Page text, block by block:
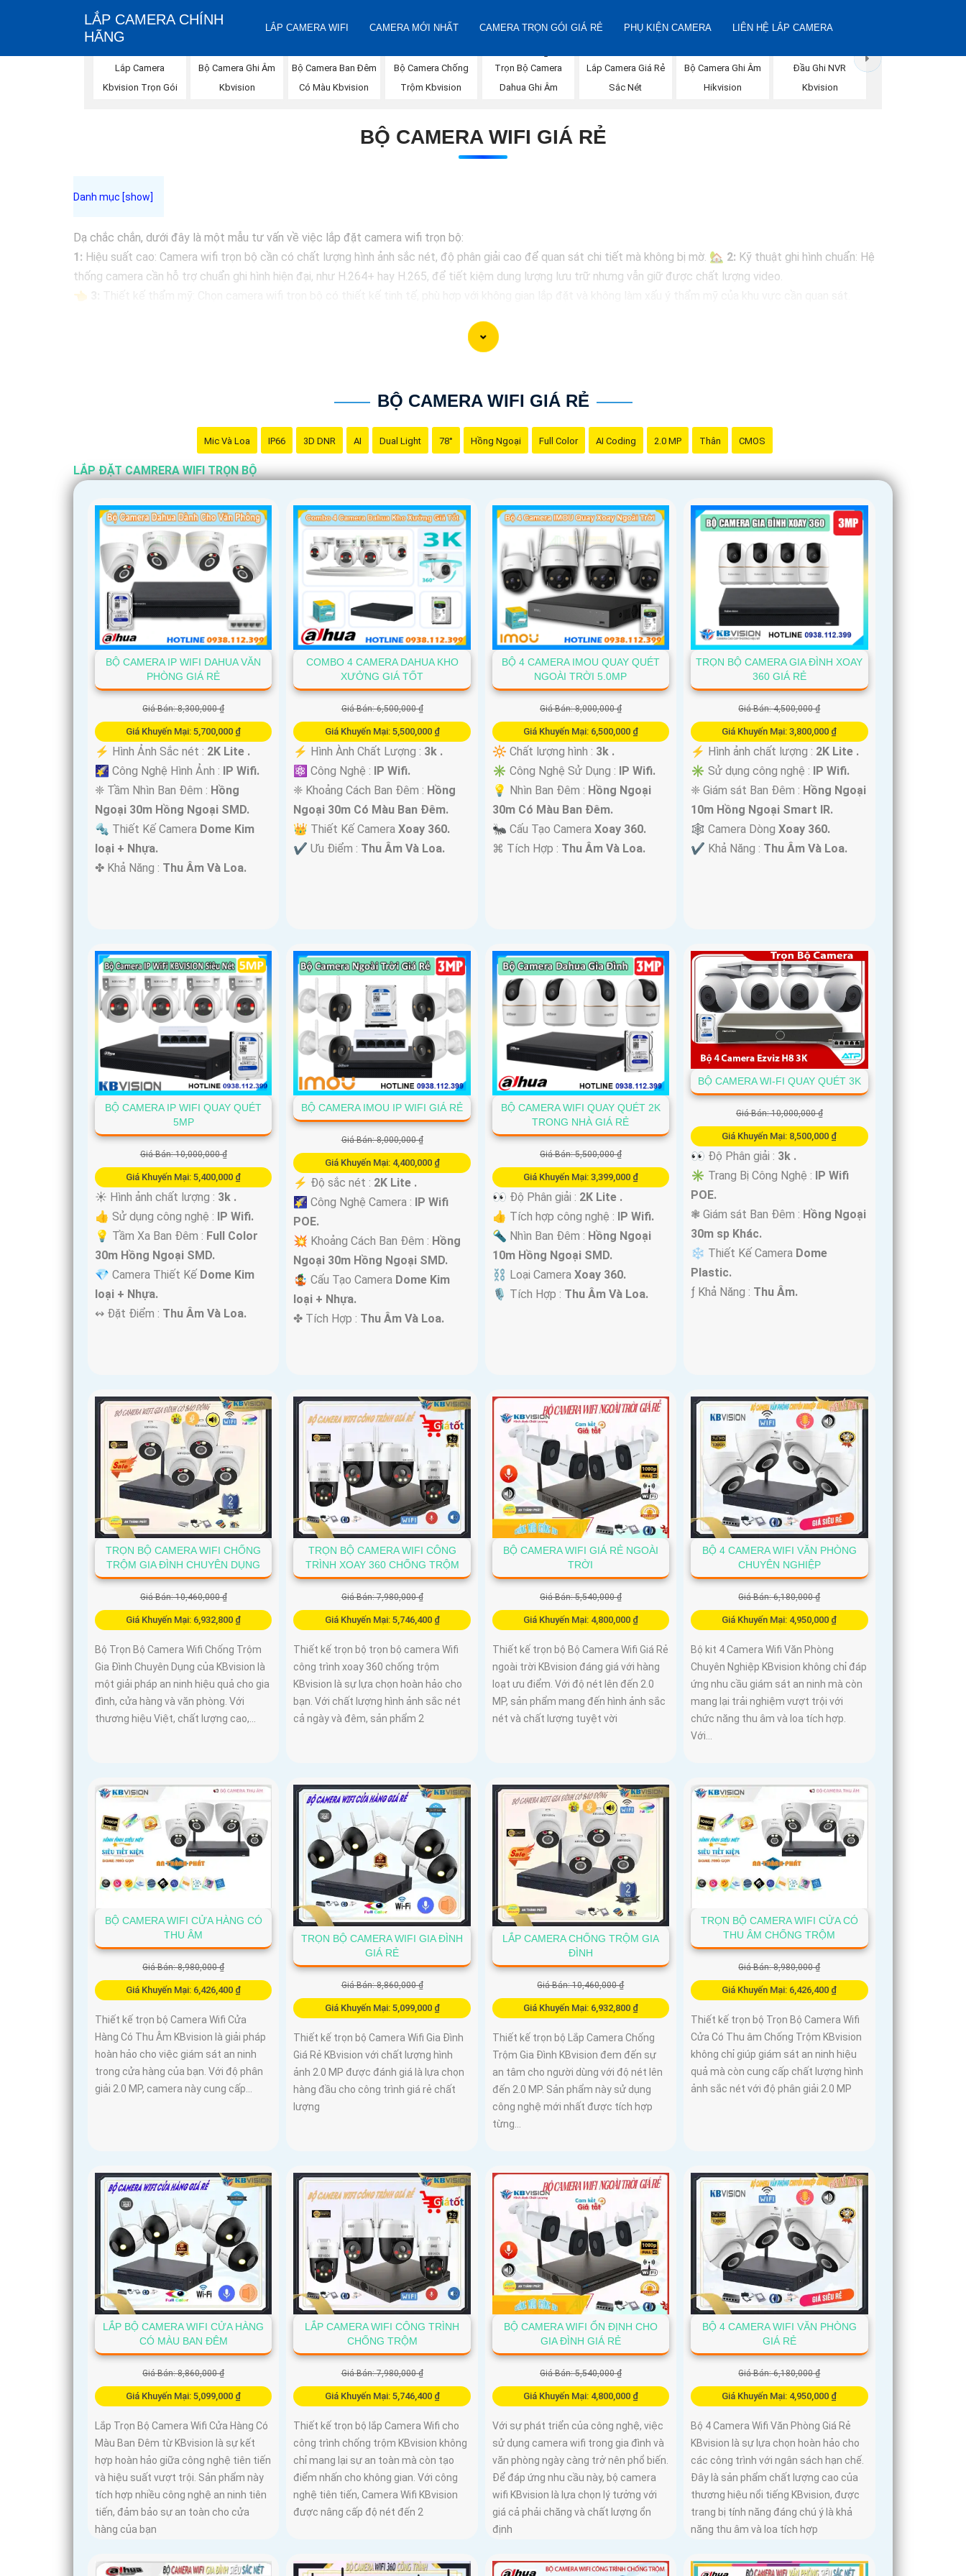
LẮP CAMERA CHÍNH
HÃNG
LẮP CAMERA WIFI CAMERA MỚI NHẤT CAMERA TRỌN GÓI GIÁ RẺ PHỤ KIỆN CAMERA LIÊN HỆ LẮP CAMERA
Lắp Camera
Kbvision Trọn Gói
Bộ Camera Ghi Âm
Kbvision
Bộ Camera Ban Đêm
Có Màu Kbvision
Bộ Camera Chống
Trộm Kbvision
Trọn Bộ Camera
Dahua Ghi Âm
Lắp Camera Giá Rẻ
Sắc Nét
Bộ Camera Ghi Âm
Hikvision
Đầu Ghi NVR
Kbvision
BỘ CAMERA WIFI GIÁ RẺ
Dạ chắc chắn, dưới đây là một mẫu tư vấn về việc lắp đặt camera wifi trọn bộ:
1: Hiệu suất cao: Camera wifi trọn bộ cần có chất lượng hình ảnh sắc nét, độ phân giải cao để quan sát chi tiết mà không bị mờ. 🏡 2: Kỹ thuật ghi hình chuẩn: Hệ
thống camera cần hỗ trợ chuẩn ghi hình hiện đại, như H.264+ hay H.265, để tiết kiệm dung lượng lưu trữ nhưng vẫn giữ được chất lượng video.
👈
Tính năng thông minh: Camera wifi trọn bộ nên có các tính năng thông minh như cảnh báo chuyển động, cảm biến hồng ngoại, đàm thoại 2 chiều để nâng cao
Hy vọng những gợi ý trên sẽ giúp bạn chọn lựa được sản phẩm phù hợp để lắp đặt camera wifi trọn bộ. Nếu cần thêm thông tin hoặc hỗ trợ, bạn có thể đặt câu hỏi
BỘ CAMERA WIFI GIÁ RẺ
Mic Và Loa IP66 3D DNR AI Dual Light 78° Hồng Ngoại Full Color AI Coding 2.0 MP Thân CMOS
LẮP ĐẶT CAMRERA WIFI TRỌN BỘ
BỘ CAMERA IP WIFI DAHUA VĂN
PHÒNG GIÁ RẺ
Giá Bán: 8,300,000 ₫
Giá Khuyến Mại: 5,700,000 ₫
️⚡ Hình Ảnh Sắc nét : 2K Lite .
🌠 Công Nghệ Hình Ảnh : IP Wifi.
❈ Tầm Nhìn Ban Đêm : Hồng
Ngoại 30m Hồng Ngoại SMD.
🔩 Thiết Kế Camera Dome Kim
loại + Nhựa.
️✤ Khả Năng : Thu Âm Và Loa.
COMBO 4 CAMERA DAHUA KHO
XƯỞNG GIÁ TỐT
Giá Bán: 6,500,000 ₫
Giá Khuyến Mại: 5,500,000 ₫
️⚡ Hình Ành Chất Lượng : 3k .
⚛️ Công Nghệ : IP Wifi.
❈ Khoảng Cách Ban Đêm : Hồng
Ngoại 30m Có Màu Ban Ðêm.
👑 Thiết Kế CameraXoay 360.
️✔️ Ưu Điểm : Thu Âm Và Loa.
BỘ 4 CAMERA IMOU QUAY QUÉT
NGOÀI TRỜI 5.0MP
Giá Bán: 8,000,000 ₫
Giá Khuyến Mại: 6,500,000 ₫
🔆 Chất lượng hình : 3k .
✳️ Công Nghệ Sử Dụng : IP Wifi.
💡 Nhìn Ban Đêm : Hồng Ngoại
30m Có Màu Ban Ðêm.
🐜 Cấu Tạo Camera Xoay 360.
️⌘ Tích Hợp : Thu Âm Và Loa.
TRỌN BỘ CAMERA GIA ĐÌNH XOAY
360 GIÁ RẺ
Giá Bán: 4,500,000 ₫
Giá Khuyến Mại: 3,800,000 ₫
️⚡ Hình ảnh chất lượng : 2K Lite .
✳️ Sử dụng công nghệ : IP Wifi.
❈ Giám sát Ban Đêm : Hồng Ngoại
10m Hồng Ngoại Smart IR.
🕸️ Camera DòngXoay 360.
️✔️ Khả Năng : Thu Âm Và Loa.
BỘ CAMERA IP WIFI QUAY QUÉT
5MP
Giá Bán: 10,000,000 ₫
Giá Khuyến Mại: 5,400,000 ₫
☀️ Hình ảnh chất lượng : 3k .
👍 Sử dụng công nghệ : IP Wifi.
💡 Tầm Xa Ban Đêm : Full Color
30m Hồng Ngoại SMD.
💎 Camera Thiết Kế Dome Kim
loại + Nhựa.
️↭ Đặt Điểm : Thu Âm Và Loa.
BỘ CAMERA IMOU IP WIFI GIÁ RẺ
Giá Bán: 8,000,000 ₫
Giá Khuyến Mại: 4,400,000 ₫
️⚡ Độ sắc nét : 2K Lite .
🌠 Công Nghệ Camera : IP Wifi
POE.
💥 Khoảng Cách Ban Đêm : Hồng
Ngoại 30m Hồng Ngoại SMD.
🤹 Cấu Tạo Camera Dome Kim
loại + Nhựa.
️✤ Tích Hợp : Thu Âm Và Loa.
BỘ CAMERA WIFI QUAY QUÉT 2K
TRONG NHÀ GIÁ RẺ
Giá Bán: 5,500,000 ₫
Giá Khuyến Mại: 3,399,000 ₫
👀 Độ Phân giải : 2K Lite .
👍 Tích hợp công nghệ : IP Wifi.
🔦 Nhìn Ban Đêm : Hồng Ngoại
10m Hồng Ngoại SMD.
⛓ Loại Camera Xoay 360.
️🎙 Tích Hợp : Thu Âm Và Loa.
BỘ CAMERA WI-FI QUAY QUÉT 3K
Giá Bán: 10,000,000 ₫
Giá Khuyến Mại: 8,500,000 ₫
️
👀 Độ Phân giải : 3k .
✳️ Trang Bị Công Nghệ : IP Wifi
POE.
❃ Giám sát Ban Đêm : Hồng Ngoại
30m sp Khác.
❄ Thiết Kế Camera Dome
Plastic.
️ƒ Khả Năng : Thu Âm.
TRỌN BỘ CAMERA WIFI CHỐNG
TRỘM GIA ĐÌNH CHUYÊN DỤNG
Giá Bán: 10,460,000 ₫
Giá Khuyến Mại: 6,932,800 ₫
Bộ Trọn Bộ Camera Wifi Chống Trộm
Gia Đình Chuyên Dụng của KBvision là
một giải pháp an ninh hiệu quả cho gia
đình, cửa hàng và văn phòng. Với
thương hiệu Việt, chất lượng cao,...
TRỌN BỘ CAMERA WIFI CÔNG
TRÌNH XOAY 360 CHỐNG TRỘM
Giá Bán: 7,980,000 ₫
Giá Khuyến Mại: 5,746,400 ₫
Thiết kế trọn bộ trọn bộ camera Wifi
công trình xoay 360 chống trộm
KBvision là sự lựa chọn hoàn hảo cho
bạn. Với chất lượng hình ảnh sắc nét
cả ngày và đêm, sản phẩm 2
BỘ CAMERA WIFI GIÁ RẺ NGOÀI
TRỜI
Giá Bán: 5,540,000 ₫
Giá Khuyến Mại: 4,800,000 ₫
Thiết kế trọn bộ Bộ Camera Wifi Giá Rẻ
ngoài trời KBvision đáng giá với hàng
loạt ưu điểm. Với độ nét lên đến 2.0
MP, sản phẩm mang đến hình ảnh sắc
nét và chất lượng tuyệt vời
BỘ 4 CAMERA WIFI VĂN PHÒNG
CHUYÊN NGHIỆP
Giá Bán: 6,180,000 ₫
Giá Khuyến Mại: 4,950,000 ₫
Bộ kit 4 Camera Wifi Văn Phòng
Chuyên Nghiệp KBvision không chỉ đáp
ứng nhu cầu giám sát an ninh mà còn
mang lại trải nghiệm vượt trội với
chức năng thu âm và loa tích hợp.
Với...
BỘ CAMERA WIFI CỬA HÀNG CÓ
THU ÂM
Giá Bán: 8,980,000 ₫
Giá Khuyến Mại: 6,426,400 ₫
Thiết kế trọn bộ Camera Wifi Cửa
Hàng Có Thu Âm KBvision là giải pháp
hoàn hảo cho việc giám sát an ninh
trong cửa hàng của bạn. Với độ phân
giải 2.0 MP, camera này cung cấp...
TRỌN BỘ CAMERA WIFI GIA ĐÌNH
GIÁ RẺ
Giá Bán: 8,860,000 ₫
Giá Khuyến Mại: 5,099,000 ₫
Thiết kế trọn bộ Camera Wifi Gia Đình
Giá Rẻ KBvision với chất lượng hình
ảnh 2.0 MP được đánh giá là lựa chọn
hàng đầu cho công trình giá rẻ chất
lượng
LẮP CAMERA CHỐNG TRỘM GIA
ĐÌNH
Giá Bán: 10,460,000 ₫
Giá Khuyến Mại: 6,932,800 ₫
Thiết kế trọn bộ Lắp Camera Chống
Trộm Gia Đình KBvision đem đến sự
an tâm cho người dùng với độ nét lên
đến 2.0 MP. Sản phẩm này sử dụng
công nghệ mới nhất được tích hợp
từng...
TRỌN BỘ CAMERA WIFI CỬA CÓ
THU ÂM CHỐNG TRỘM
Giá Bán: 8,980,000 ₫
Giá Khuyến Mại: 6,426,400 ₫
Thiết kế trọn bộ Trọn Bộ Camera Wifi
Cửa Có Thu âm Chống Trộm KBvision
không chỉ giúp giám sát an ninh hiệu
quả mà còn cung cấp chất lượng hình
ảnh sắc nét với độ phân giải 2.0 MP
LẮP BỘ CAMERA WIFI CỬA HÀNG
CÓ MÀU BAN ĐÊM
Giá Bán: 8,860,000 ₫
Giá Khuyến Mại: 5,099,000 ₫
Lắp Trọn Bộ Camera Wifi Cửa Hàng Có
Màu Ban Đêm từ KBvision là sự kết
hợp hoàn hảo giữa công nghệ tiên tiến
và hiệu suất vượt trội. Sản phẩm này
tích hợp nhiều công nghệ an ninh tiên
tiến, đảm bảo sự an toàn cho cửa
hàng của bạn
LẮP CAMERA WIFI CÔNG TRÌNH
CHỐNG TRỘM
Giá Bán: 7,980,000 ₫
Giá Khuyến Mại: 5,746,400 ₫
Thiết kế trọn bộ lắp Camera Wifi cho
công trình chống trộm KBvision không
chỉ mang lại sự an toàn mà còn tạo
điểm nhấn cho không gian. Với công
nghệ tiên tiến, Camera Wifi KBvision
được nâng cấp độ nét đến 2
BỘ CAMERA WIFI ỔN ĐỊNH CHO
GIA ĐÌNH GIÁ RẺ
Giá Bán: 5,540,000 ₫
Giá Khuyến Mại: 4,800,000 ₫
Với sự phát triển của công nghệ, việc
sử dụng camera wifi trong gia đình và
văn phòng ngày càng trở nên phổ biến.
Để đáp ứng nhu cầu này, bộ camera
wifi KBvision là lựa chọn lý tưởng với
giá cả phải chăng và chất lượng ổn
định
BỘ 4 CAMERA WIFI VĂN PHÒNG
GIÁ RẺ
Giá Bán: 6,180,000 ₫
Giá Khuyến Mại: 4,950,000 ₫
Bộ 4 Camera Wifi Văn Phòng Giá Rẻ
KBvision là sự lựa chọn hoàn hảo cho
các công trình với ngân sách hạn chế.
Đây là sản phẩm chất lượng cao của
thương hiệu nổi tiếng KBvision, được
trang bị tính năng đáng chú ý là khả
năng thu âm và loa tích hợp